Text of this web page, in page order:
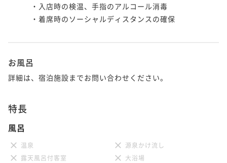
・入店時の検温、手指のアルコール消毒
・着席時のソーシャルディスタンスの確保
お風呂
詳細は、宿泊施設までお問い合わせください。
特長
風呂
温泉
源泉かけ流し
露天風呂付客室
大浴場